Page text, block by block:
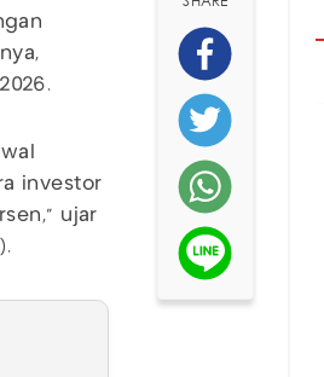
investor
ujar